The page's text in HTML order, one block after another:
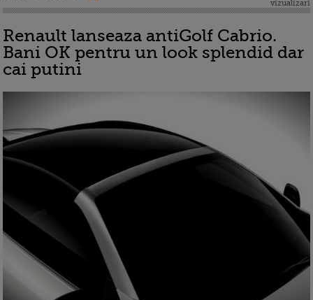
vizualizari
Renault lanseaza antiGolf Cabrio.
Bani OK pentru un look splendid dar
cai putini